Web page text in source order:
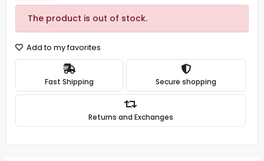
The product is out of stock.
Add to my favorites
Fast Shipping Secure shopping
Returns and Exchanges